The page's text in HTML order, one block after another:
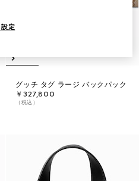
グッチ タグ ラージ バックパック
￥327,800
（税込）
定